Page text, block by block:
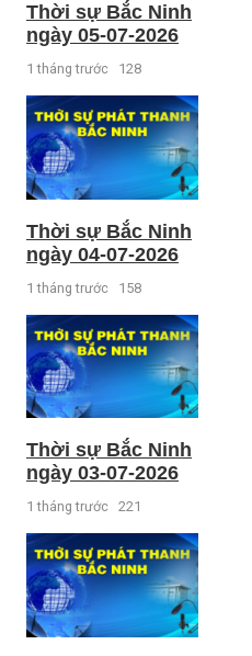
Thời sự Bắc Ninh
ngày 05-07-2026
1 tháng trước 128
Thời sự Bắc Ninh
ngày 04-07-2026
1 tháng trước 158
Thời sự Bắc Ninh
ngày 03-07-2026
1 tháng trước 221